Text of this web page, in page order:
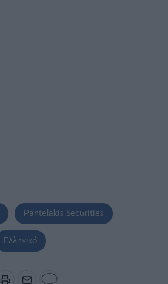
Pantelakis Securities
Ελληνικό